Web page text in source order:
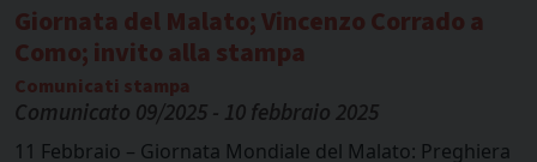
Giornata del Malato; Vincenzo Corrado a
Como; invito alla stampa
Comunicati stampa
Comunicato 09/2025 - 10 febbraio 2025
11 Febbraio – Giornata Mondiale del Malato: Preghiera